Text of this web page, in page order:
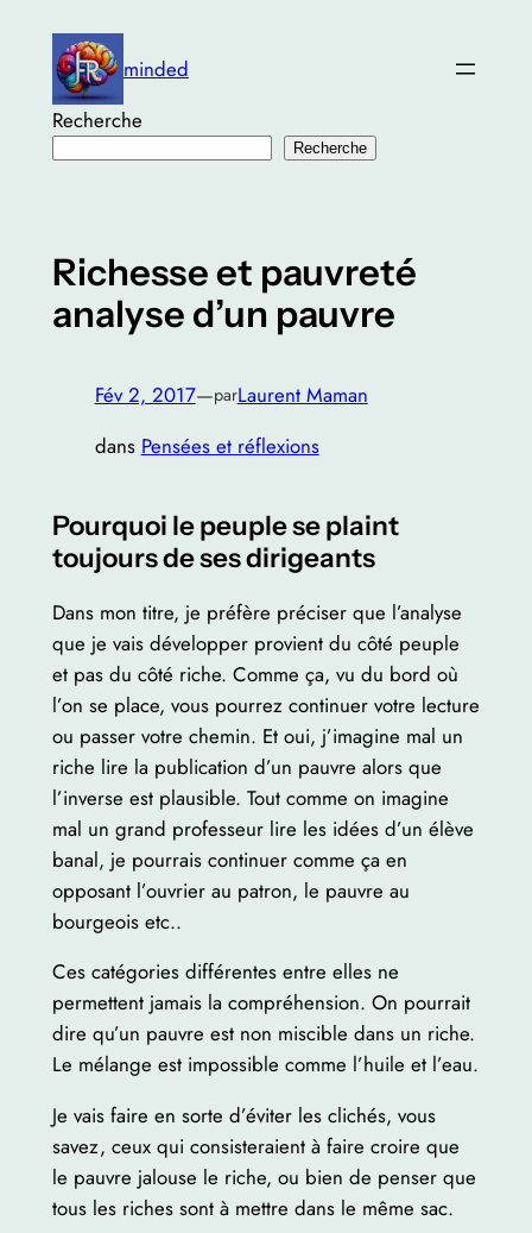
contenu
minded
Recherche
Recherche
Richesse et pauvreté
analyse d’un pauvre
Fév 2, 2017—parLaurent Maman
dans Pensées et réflexions
Pourquoi le peuple se plaint
toujours de ses dirigeants
Dans mon titre, je préfère préciser que l’analyse
que je vais développer provient du côté peuple
et pas du côté riche. Comme ça, vu du bord où
l’on se place, vous pourrez continuer votre lecture
ou passer votre chemin. Et oui, j’imagine mal un
riche lire la publication d’un pauvre alors que
l’inverse est plausible. Tout comme on imagine
mal un grand professeur lire les idées d’un élève
banal, je pourrais continuer comme ça en
opposant l’ouvrier au patron, le pauvre au
bourgeois etc..
Ces catégories différentes entre elles ne
permettent jamais la compréhension. On pourrait
dire qu’un pauvre est non miscible dans un riche.
Le mélange est impossible comme l’huile et l’eau.
Je vais faire en sorte d’éviter les clichés, vous
savez, ceux qui consisteraient à faire croire que
le pauvre jalouse le riche, ou bien de penser que
tous les riches sont à mettre dans le même sac.